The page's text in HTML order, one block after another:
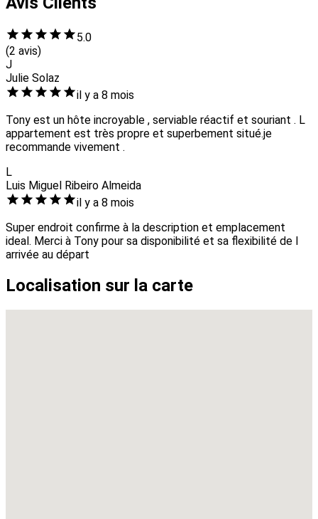
5.0
(2 avis)
J
Julie Solaz
il y a 8 mois
Tony est un hôte incroyable , serviable réactif et souriant . L
appartement est très propre et superbement situé.je
recommande vivement .
L
Luis Miguel Ribeiro Almeida
il y a 8 mois
Super endroit confirme à la description et emplacement
ideal. Merci à Tony pour sa disponibilité et sa flexibilité de l
arrivée au départ
Localisation sur la carte